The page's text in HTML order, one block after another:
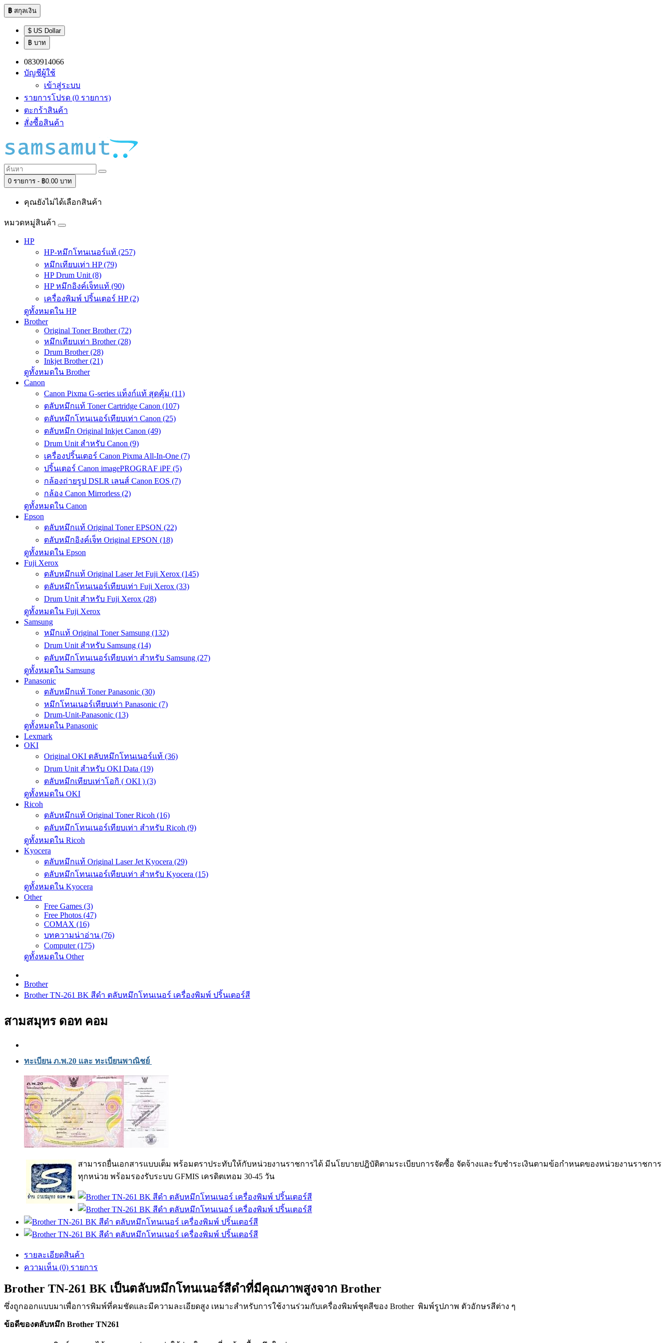
฿ สกุลเงิน
$ US Dollar
฿ บาท
0830914066
บัญชีผู้ใช้
เข้าสู่ระบบ
รายการโปรด (0 รายการ)
ตะกร้าสินค้า
สั่งซื้อสินค้า
0 รายการ - ฿0.00 บาท
คุณยังไม่ได้เลือกสินค้า
หมวดหมู่สินค้า
HP
HP-หมึกโทนเนอร์แท้ (257)
หมึกเทียบเท่า HP (79)
HP Drum Unit (8)
HP หมึกอิงค์เจ็ทแท้ (90)
เครื่องพิมพ์ ปริ้นเตอร์ HP (2)
ดูทั้งหมดใน HP
Brother
Original Toner Brother (72)
หมึกเทียบเท่า Brother (28)
Drum Brother (28)
Inkjet Brother (21)
ดูทั้งหมดใน Brother
Canon
Canon Pixma G-series แท็งก์แท้ สุดคุ้ม (11)
ตลับหมึกแท้ Toner Cartridge Canon (107)
ตลับหมึกโทนเนอร์เทียบเท่า Canon (25)
ตลับหมึก Original Inkjet Canon (49)
Drum Unit สำหรับ Canon (9)
เครื่องปริ้นเตอร์ Canon Pixma All-In-One (7)
ปริ้นเตอร์ Canon imagePROGRAF iPF (5)
กล้องถ่ายรูป DSLR เลนส์ Canon EOS (7)
กล้อง Canon Mirrorless (2)
ดูทั้งหมดใน Canon
Epson
ตลับหมึกแท้ Original Toner EPSON (22)
ตลับหมึกอิงค์เจ็ท Original EPSON (18)
ดูทั้งหมดใน Epson
Fuji Xerox
ตลับหมึกแท้ Original Laser Jet Fuji Xerox (145)
ตลับหมึกโทนเนอร์เทียบเท่า Fuji Xerox (33)
Drum Unit สำหรับ Fuji Xerox (28)
ดูทั้งหมดใน Fuji Xerox
Samsung
หมึกแท้ Original Toner Samsung (132)
Drum Unit สำหรับ Samsung (14)
ตลับหมึกโทนเนอร์เทียบเท่า สำหรับ Samsung (27)
ดูทั้งหมดใน Samsung
Panasonic
ตลับหมึกแท้ Toner Panasonic (30)
หมึกโทนเนอร์เทียบเท่า Panasonic (7)
Drum-Unit-Panasonic (13)
ดูทั้งหมดใน Panasonic
Lexmark
OKI
Original OKI ตลับหมึกโทนเนอร์แท้ (36)
Drum Unit สำหรับ OKI Data (19)
ตลับหมึกเทียบเท่าโอกิ ( OKI ) (3)
ดูทั้งหมดใน OKI
Ricoh
ตลับหมึกแท้ Original Toner Ricoh (16)
ตลับหมึกโทนเนอร์เทียบเท่า สำหรับ Ricoh (9)
ดูทั้งหมดใน Ricoh
Kyocera
ตลับหมึกแท้ Original Laser Jet Kyocera (29)
ตลับหมึกโทนเนอร์เทียบเท่า สำหรับ Kyocera (15)
ดูทั้งหมดใน Kyocera
Other
Free Games (3)
Free Photos (47)
COMAX (16)
บทความน่าอ่าน (76)
Computer (175)
ดูทั้งหมดใน Other
Brother
Brother TN-261 BK สีดำ ตลับหมึกโทนเนอร์ เครื่องพิมพ์ ปริ้นเตอร์สี
สามสมุทร ดอท คอม
ทะเบียน ภ.พ.20 และ ทะเบียนพาณิชย์
สามารถยื่นเอกสารแบบเต็ม พร้อมตราประทับให้กับหน่วยงานราชการได้ มีนโยบายปฎิบัติตามระเบียบการจัดซื้อ จัดจ้างและรับชำระเงินตามข้อกำหนดของหน่วยงานราชการ
ทุกหน่วย พร้อมรองรับระบบ GFMIS เครดิตเทอม 30-45 วัน
รายละเอียดสินค้า
ความเห็น (0) รายการ
Brother TN-261 BK เป็นตลับหมึกโทนเนอร์สีดำที่มีคุณภาพสูงจาก Brother
ซึ่งถูกออกแบบมาเพื่อการพิมพ์ที่คมชัดและมีความละเอียดสูง เหมาะสำหรับการใช้งานร่วมกับเครื่องพิมพ์ชุดสีของ Brother พิมพ์รูปภาพ ตัวอักษรสีต่าง ๆ
ข้อดีของตลับหมึก Brother TN261